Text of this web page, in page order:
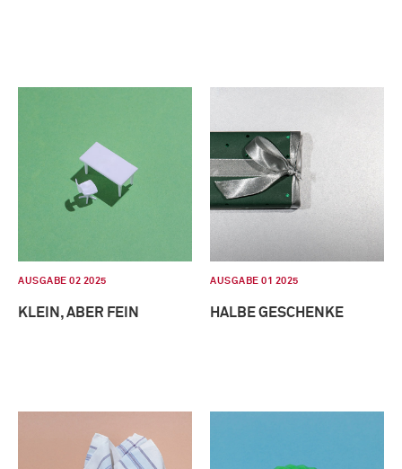
AUSGABE 02 2025
KLEIN, ABER FEIN
AUSGABE 01 2025
HALBE GESCHENKE